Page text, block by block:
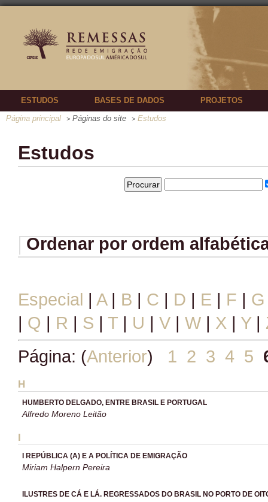
ESTUDOS BASES DE DADOS
PROJETOS
Página principal
> Páginas do site > Estudos
Estudos
Ordenar por ordem
Especial A| B C D E F G
Q R S T U V W X Y|
Página: (Anterior) 1 2 3 4 5
H
HUMBERTO DELGADO, ENTRE BRASIL E PORTUGAL
Alfredo Moreno Leitão
I
I REPÚBLICA (A) E A POLÍTICA DE EMIGRAÇÃO
Miriam Halpern Pereira
ILUSTRES DE CÁ E LÁ. REGRESSADOS DO BRASIL NO PORTO DE